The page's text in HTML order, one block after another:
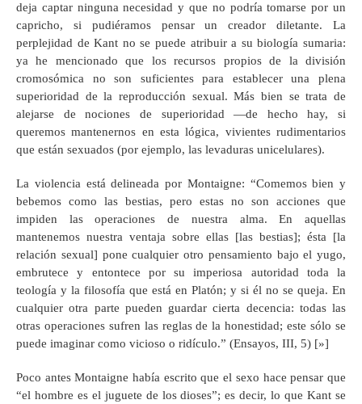
deja captar ninguna necesidad y que no podría tomarse por un
capricho, si pudiéramos pensar un creador diletante. La
perplejidad de Kant no se puede atribuir a su biología sumaria:
ya he mencionado que los recursos propios de la división
cromosómica no son suficientes para establecer una plena
superioridad de la reproducción sexual. Más bien se trata de
alejarse de nociones de superioridad —de hecho hay, si
queremos mantenernos en esta lógica, vivientes rudimentarios
que están sexuados (por ejemplo, las levaduras unicelulares).
La violencia está delineada por Montaigne: “Comemos bien y
bebemos como las bestias, pero estas no son acciones que
impiden las operaciones de nuestra alma. En aquellas
mantenemos nuestra ventaja sobre ellas [las bestias]; ésta [la
relación sexual] pone cualquier otro pensamiento bajo el yugo,
embrutece y entontece por su imperiosa autoridad toda la
teología y la filosofía que está en Platón; y si él no se queja. En
cualquier otra parte pueden guardar cierta decencia: todas las
otras operaciones sufren las reglas de la honestidad; este sólo se
puede imaginar como vicioso o ridículo.” (Ensayos, III, 5) [»]
Poco antes Montaigne había escrito que el sexo hace pensar que
“el hombre es el juguete de los dioses”; es decir, lo que Kant se